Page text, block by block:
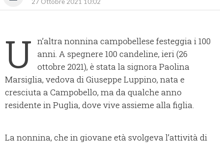
U n’altra nonnina campobellese festeggia i 100
anni. A spegnere 100 candeline, ieri (26
ottobre 2021), è stata la signora Paolina
Marsiglia, vedova di Giuseppe Luppino, nata e
cresciuta a Campobello, ma da qualche anno
residente in Puglia, dove vive assieme alla figlia.
La nonnina, che in giovane età svolgeva l’attività di